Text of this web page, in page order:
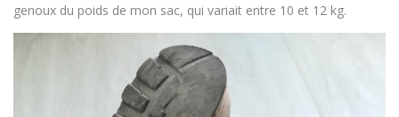
genoux du poids de mon sac, qui variait entre 10 et 12 kg.